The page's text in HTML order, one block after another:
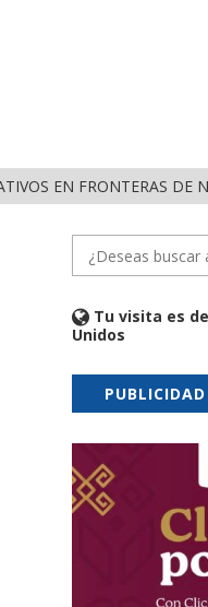
EN FRONTERAS DE
Tu visita es
Unidos
PUBLICIDAD